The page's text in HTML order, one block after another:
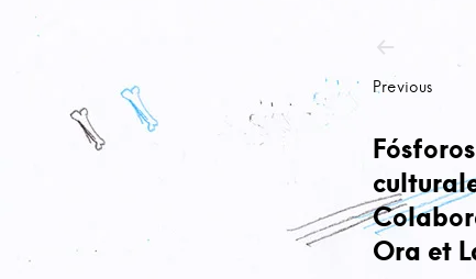
de
Previous
Fósforos
Ora et